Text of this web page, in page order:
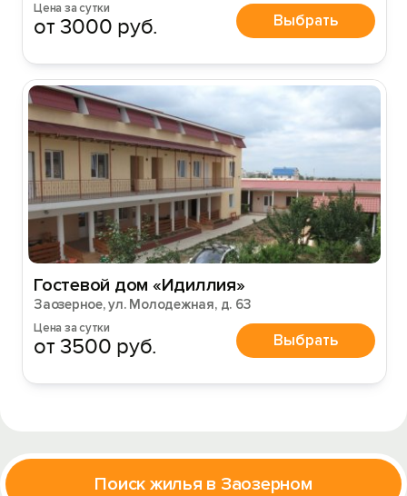
Цена за сутки
от 3000 руб. Выбрать
Гостевой дом «Идиллия»
Заозерное, ул. Молодежная, д. 63
Цена за сутки
от 3500 руб. Выбрать
Поиск жилья в Заозерном